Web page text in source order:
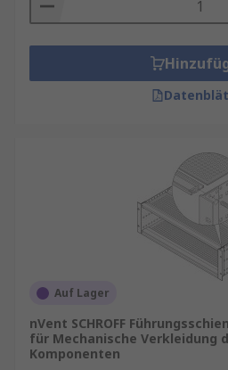
Auf Lager
nVent SCHROFF
für Mechanische Verkleidung
Komponenten